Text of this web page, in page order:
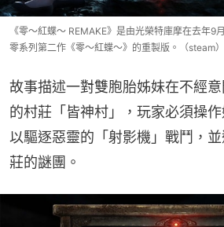
《零～紅蝶～ REMAKE》是由光榮特庫摩在去年9
零系列第二作《零～紅蝶～》的重製版。（steam）
故事描述一對雙胞胎姊妹在不經
的村莊「皆神村」，玩家必須操
以驅逐惡靈的「射影機」戰鬥，
莊的謎團。